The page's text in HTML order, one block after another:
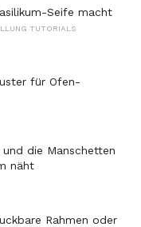
Seife macht
TUTORIALS
für Ofen-
die Manschetten
näht
Rahmen oder